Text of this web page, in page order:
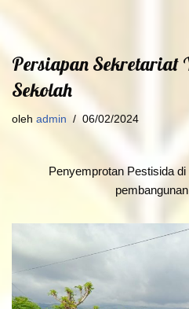
Persiapan Sekretariat
Sekolah
oleh admin 06/02/2024
Penyemprotan Pestisida